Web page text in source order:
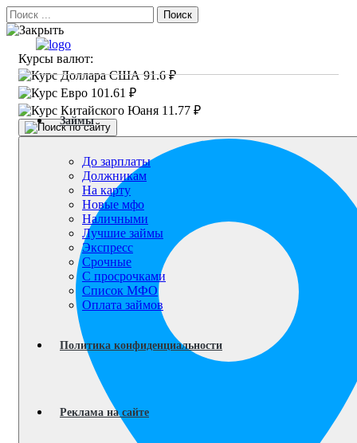
Поиск
Курсы валют:
91.6 ₽
101.61 ₽
11.77 ₽
Займы
До зарплаты
Должникам
На карту
Новые мфо
Наличными
Лучшие займы
Экспресс
Срочные
С просрочками
Список МФО
Оплата займов
Политика конфиденциальности
Реклама на сайте